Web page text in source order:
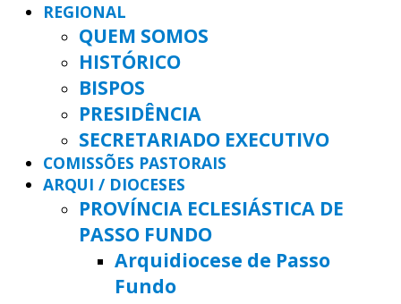
REGIONAL
QUEM SOMOS
HISTÓRICO
BISPOS
PRESIDÊNCIA
SECRETARIADO EXECUTIVO
COMISSÕES PASTORAIS
ARQUI / DIOCESES
PROVÍNCIA ECLESIÁSTICA DE
PASSO FUNDO
Arquidiocese de Passo
Fundo